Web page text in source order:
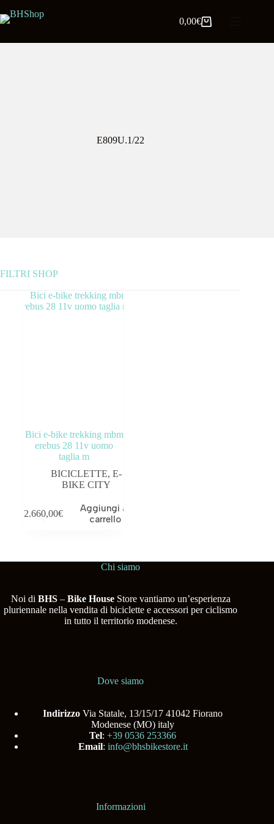
0,00€
E809U.1/22
FILTRI SHOP
OUTLET
Tag prodotto
Bici e-bike trekking mbm
erebus 28 11v uomo
taglia m
BICICLETTE,E-
BIKE CITY
2.660,00€
Aggiungi al
carrello
Chi siamo
Noi di BHS– Bike HouseStore vantiamo un’esperienza
pluriennale nella vendita di biciclette e accessori per ciclismo
in tutto il territorio modenese.
Dove siamo
Indirizzo Via Statale, 13/15/17 41042 Fiorano
Modenese (MO) italy
Tel:+39 0536 253366
Email: info@bhsbikestore.it
Informazioni